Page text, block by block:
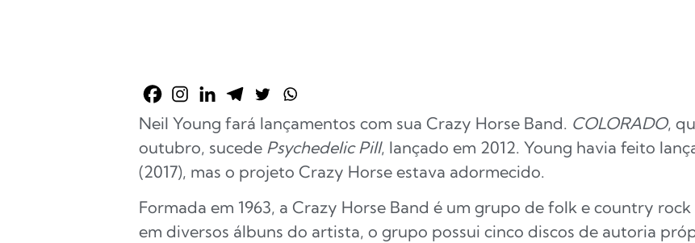
Neil Young fará lançamentos com sua Crazy Horse Band. COLORADO,
outubro, sucede Psychedelic Pill, lançado em 2012. Young havia feito
(2017), mas o projeto Crazy Horse estava adormecido.
Formada em 1963, a Crazy Horse Band é um grupo de folk e country
em diversos álbuns do artista, o grupo possui cinco discos de autoria